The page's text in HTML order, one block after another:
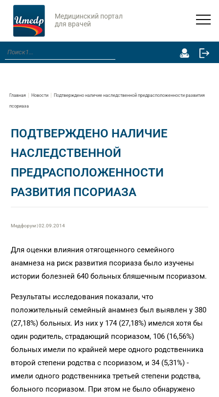
Медицинский портал
для врачей
Главная Новости Подтверждено наличие наследственной предрасположенности развития
псориаза
ПОДТВЕРЖДЕНО НАЛИЧИЕ
НАСЛЕДСТВЕННОЙ
ПРЕДРАСПОЛОЖЕННОСТИ
РАЗВИТИЯ ПСОРИАЗА
Медфорум | 02.09.2014
Для оценки влияния отягощенного семейного
анамнеза на риск развития псориаза было изучены
истории болезней 640 больных бляшечным псориазом.
Результаты исследования показали, что
положительный семейный анамнез был выявлен у 380
(27,18%) больных. Из них у 174 (27,18%) имелся хотя бы
один родитель, страдающий псориазом, 106 (16,56%)
больных имели по крайней мере одного родственника
второй степени родства с псориазом, и 34 (5,31%) -
имели одного родственника третьей степени родства,
больного псориазом. При этом не было обнаружено